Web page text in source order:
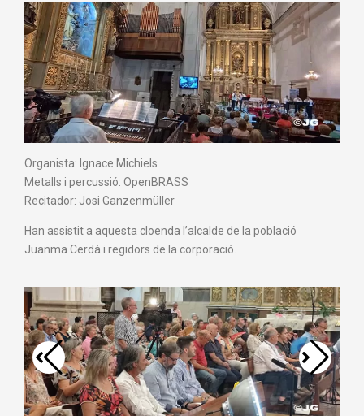
Organista: Ignace Michiels
Metalls i percussió: OpenBRASS
Recitador: Josi Ganzenmüller
Han assistit a aquesta cloenda l’alcalde de la població
Juanma Cerdà i regidors de la corporació.